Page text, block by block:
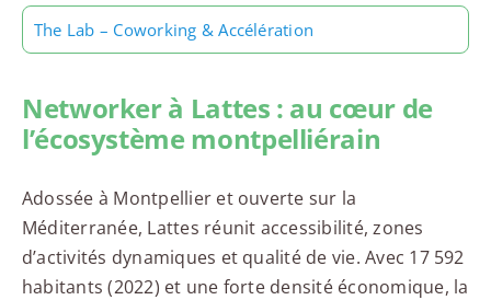
The Lab – Coworking & Accélération
Networker à Lattes : au cœur de
l’écosystème montpelliérain
Adossée à Montpellier et ouverte sur la
Méditerranée, Lattes réunit accessibilité, zones
d’activités dynamiques et qualité de vie. Avec 17 592
habitants (2022) et une forte densité économique, la